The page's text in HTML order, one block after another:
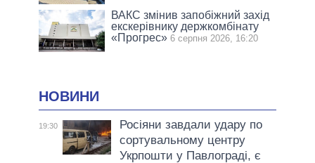
ВАКС змінив запобіжний захід
екскерівнику держкомбінату
«Прогрес» 6 серпня 2026, 16:20
НОВИНИ
19:30
Росіяни завдали удару по
сортувальному центру
Укрпошти у Павлограді, є